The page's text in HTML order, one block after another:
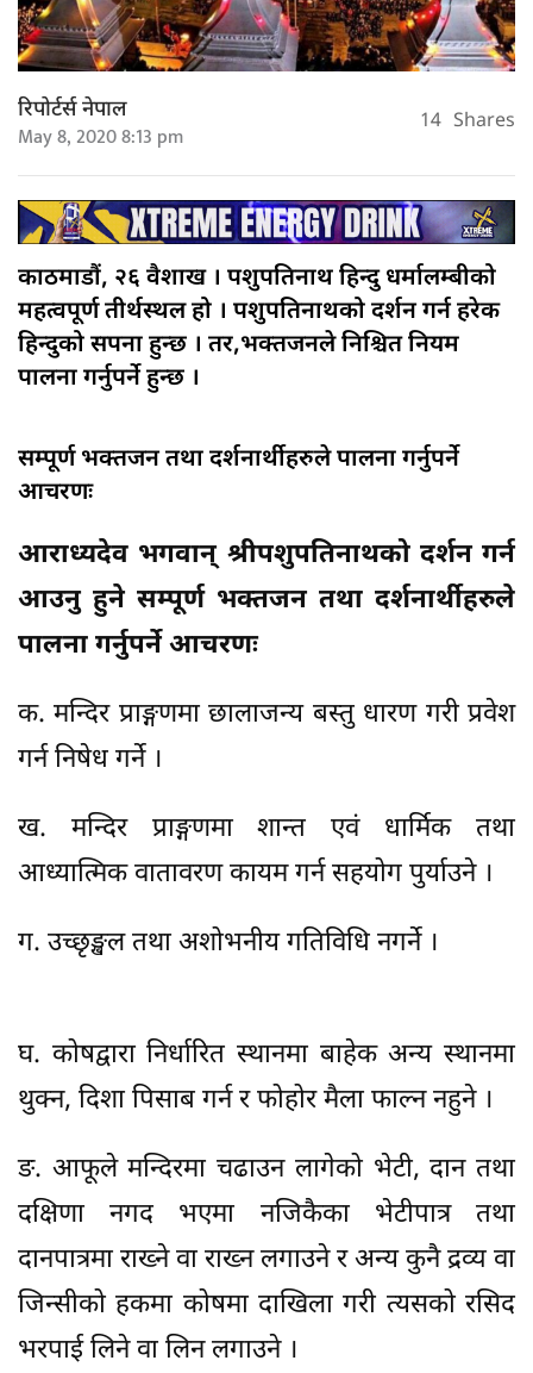
रिपोर्टर्स नेपाल
May 8, 2020 8:13 pm 14 Shares
काठमाडौं, २६ वैशाख । पशुपतिनाथ हिन्दु धर्मालम्बीको
महत्वपूर्ण तीर्थस्थल हो । पशुपतिनाथको दर्शन गर्न हरेक
हिन्दुको सपना हुन्छ । तर,भक्तजनले निश्चित नियम
पालना गर्नुपर्ने हुन्छ ।
सम्पूर्ण भक्तजन तथा दर्शनार्थीहरुले पालना गर्नुपर्ने
आचरणः
आराध्यदेव भगवान् श्रीपशुपतिनाथको दर्शन गर्न
आउनु हुने सम्पूर्ण भक्तजन तथा दर्शनार्थीहरुले
पालना गर्नुपर्ने आचरणः
क. मन्दिर प्राङ्गणमा छालाजन्य बस्तु धारण गरी प्रवेश
गर्न निषेध गर्ने ।
ख. मन्दिर प्राङ्गणमा शान्त एवं धार्मिक तथा
आध्यात्मिक वातावरण कायम गर्न सहयोग पुर्याउने ।
ग. उच्छृङ्खल तथा अशोभनीय गतिविधि नगर्ने ।
घ. कोषद्वारा निर्धारित स्थानमा बाहेक अन्य स्थानमा
थुक्न, दिशा पिसाब गर्न र फोहोर मैला फाल्न नहुने ।
ङ. आफूले मन्दिरमा चढाउन लागेको भेटी, दान तथा
दक्षिणा नगद भएमा नजिकैका भेटीपात्र तथा
दानपात्रमा राख्ने वा राख्न लगाउने र अन्य कुनै द्रव्य वा
जिन्सीको हकमा कोषमा दाखिला गरी त्यसको रसिद
भरपाई लिने वा लिन लगाउने ।